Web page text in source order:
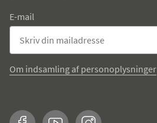
E-mail
Om indsamling af personoplysninger